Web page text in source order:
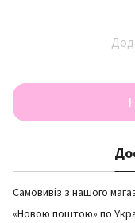
Самовивіз з нашого
«Новою поштою» по